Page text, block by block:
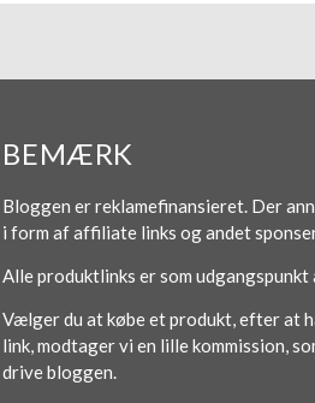
BEMÆRK
Bloggen er reklamefinansieret. Der
i form af affiliate links og andet
Alle produktlinks er som
Vælger du at købe et produkt, efter at
link, modtager vi en lille kommission,
drive bloggen.